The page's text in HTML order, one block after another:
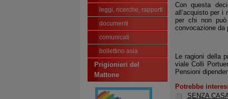
leggi, ricerche, rapporti
documenti
comunicati
bollettino asia
Prigionieri del
Mattone
Con questa
all’acquisto per i
per chi non
convocazione da
Le ragioni della
viale Colli
Pensioni
Potrebbe
SENZA